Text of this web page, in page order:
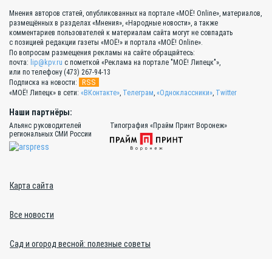
Мнения авторов статей, опубликованных на портале «МОЁ! Online», материалов,
размещённых в разделах «Мнения», «Народные новости», а также
комментариев пользователей к материалам сайта могут не совпадать
с позицией редакции газеты «МОЁ!» и портала «МОЁ! Online».
По вопросам размещения рекламы на сайте обращайтесь:
почта: lip@kpv.ru с пометкой «Реклама на портале "МОЁ! Липецк"»,
или по телефону (473) 267-94-13
Подписка на новости:
RSS
«МОЁ! Липецк» в сети: «ВКонтакте», Телеграм, «Одноклассники», Twitter
Наши партнёры:
Альянс руководителей
региональных СМИ России
Типография «Прайм Принт Воронеж»
Карта сайта
Все новости
Сад и огород весной: полезные советы